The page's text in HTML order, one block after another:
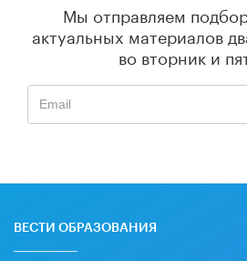
Мы отправляем
актуальных материалов
во вторник и
ВЕСТИ ОБРАЗОВАНИЯ